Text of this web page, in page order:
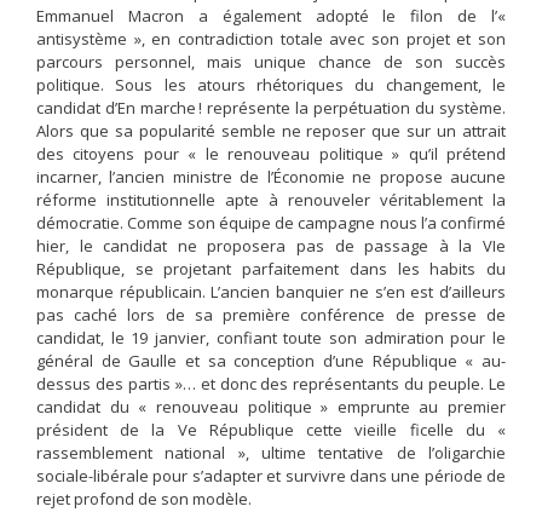
Emmanuel Macron a également adopté le filon de l’«
antisystème », en contradiction totale avec son projet et son
parcours personnel, mais unique chance de son succès
politique. Sous les atours rhétoriques du changement, le
candidat d’En marche ! représente la perpétuation du système.
Alors que sa popularité semble ne reposer que sur un attrait
des citoyens pour « le renouveau politique » qu’il prétend
incarner, l’ancien ministre de l’Économie ne propose aucune
réforme institutionnelle apte à renouveler véritablement la
démocratie. Comme son équipe de campagne nous l’a confirmé
hier, le candidat ne proposera pas de passage à la VIe
République, se projetant parfaitement dans les habits du
monarque républicain. L’ancien banquier ne s’en est d’ailleurs
pas caché lors de sa première conférence de presse de
candidat, le 19 janvier, confiant toute son admiration pour le
général de Gaulle et sa conception d’une République « au-
dessus des partis »… et donc des représentants du peuple. Le
candidat du « renouveau politique » emprunte au premier
président de la Ve République cette vieille ficelle du «
rassemblement national », ultime tentative de l’oligarchie
sociale-libérale pour s’adapter et survivre dans une période de
rejet profond de son modèle.